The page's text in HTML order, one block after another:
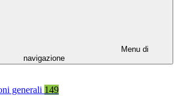
Menu di
navigazione
generali 149